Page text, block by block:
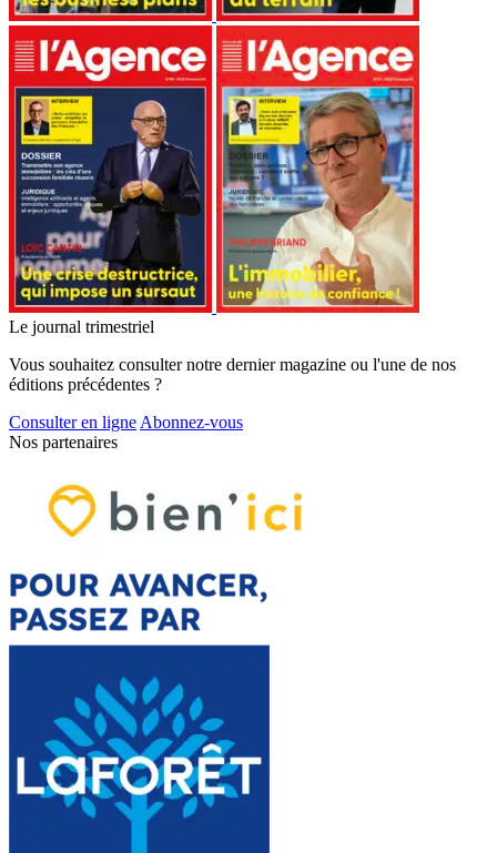
Le journal trimestriel
Vous souhaitez consulter notre dernier magazine ou l'une de nos
éditions précédentes ?
Consulter en ligne Abonnez-vous
Nos partenaires